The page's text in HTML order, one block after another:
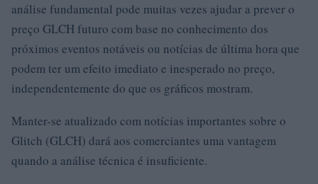
análise fundamental pode muitas vezes ajudar a prever o
preço GLCH futuro com base no conhecimento dos
próximos eventos notáveis ​​ou notícias de última hora que
podem ter um efeito imediato e inesperado no preço,
independentemente do que os gráficos mostram.
Manter-se atualizado com notícias importantes sobre o
Glitch (GLCH) dará aos comerciantes uma vantagem
quando a análise técnica é insuficiente.